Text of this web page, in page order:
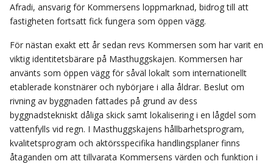
Afradi, ansvarig för Kommersens loppmarknad, bidrog till att
fastigheten fortsatt fick fungera som öppen vägg.
För nästan exakt ett år sedan revs Kommersen som har varit en
viktig identitetsbärare på Masthuggskajen. Kommersen har
använts som öppen vägg för såväl lokalt som internationellt
etablerade konstnärer och nybörjare i alla åldrar. Beslut om
rivning av byggnaden fattades på grund av dess
byggnadstekniskt dåliga skick samt lokalisering i en lågdel som
vattenfylls vid regn. I Masthuggskajens hållbarhetsprogram,
kvalitetsprogram och aktörsspecifika handlingsplaner finns
åtaganden om att tillvarata Kommersens värden och funktion i